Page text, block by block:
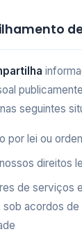
seguintes
por lei ou
direitos
de serviços
acordos de